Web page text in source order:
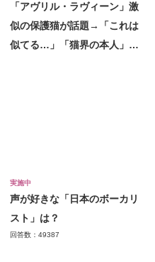
「アヴリル・ラヴィーン」激
似の保護猫が話題→「これは
似てる…」「猫界の本人」
実施中
声が好きな「日本のボーカリ
スト」は？
回答数：49387